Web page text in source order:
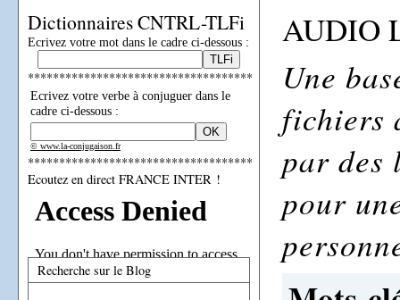
Dictionnaires CNTRL-TLFi
Ecrivez votre mot dans le cadre ci-dessous :
************************************
Ecrivez votre verbe à conjuguer dans le
cadre ci-dessous :
© www.la-conjugaison.fr
************************************
Ecoutez en direct FRANCE INTER !
Recherche sur le Blog
AUDIO
Une
fichiers
par des
pour